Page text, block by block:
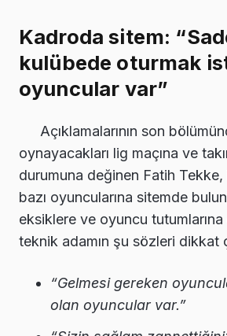
Kadroda sitem:
kulübede oturmak
oyuncular var”
Açıklamalarının son
oynayacakları lig maçına ve
durumuna değinen Fatih
bazı oyuncularına sitemde
eksiklere ve oyuncu
teknik adamın şu sözleri dikkat
“Gelmesi gereken
olan oyuncular var.”